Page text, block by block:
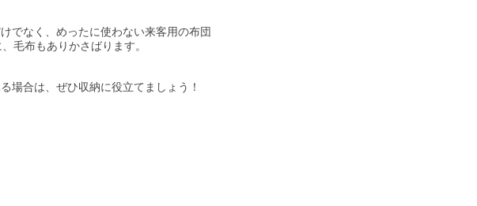
でなく、めったに使わない来客用の布団
毛布もありかさばります。
場合は、ぜひ収納に役立てましょう！